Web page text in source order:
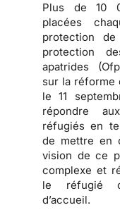
Plus de 10
placées
protection
protection
apatrides
sur la réforme
le 11
répondre
réfugiés en
de mettre en
vision de ce
complexe et
le réfugié
d’accueil.